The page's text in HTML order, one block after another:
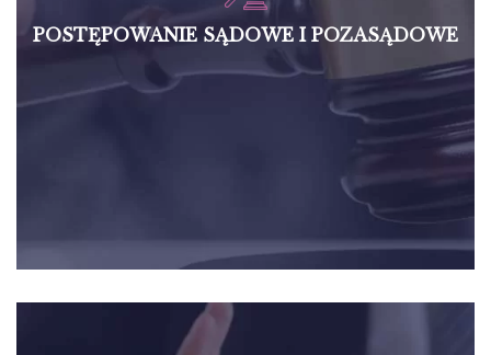
POSTĘPOWANIE SĄDOWE I POZASĄDOWE